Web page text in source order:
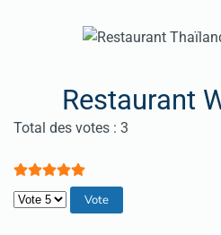
Restaurant
Vote utilisateur:5/
Total des votes : 3
Veuillez voter